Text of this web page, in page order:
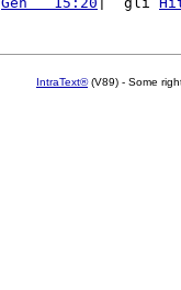
IntraText®(V89) - Some